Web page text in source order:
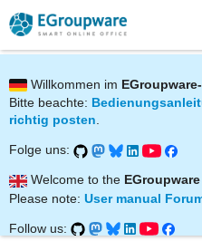
Willkommen im
Bitte beachte:
richtig posten.
Folge uns:
Welcome to the
Please note: User manual
Follow us: